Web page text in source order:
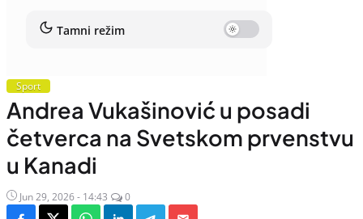
Tamni režim
Sport
Andrea Vukašinović u posadi
četverca na Svetskom prvenstvu
u Kanadi
Jun 29, 2026 - 14:43 0